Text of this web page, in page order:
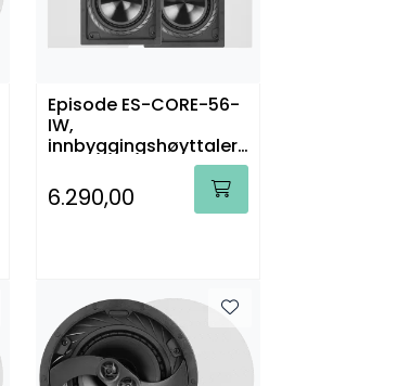
Episode ES-CORE-56-
IW,
innbyggingshøyttalere
6.290,00